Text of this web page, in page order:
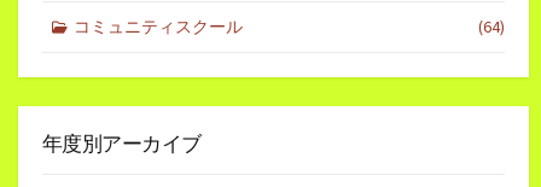
コミュニティスクール (64)
年度別アーカイブ